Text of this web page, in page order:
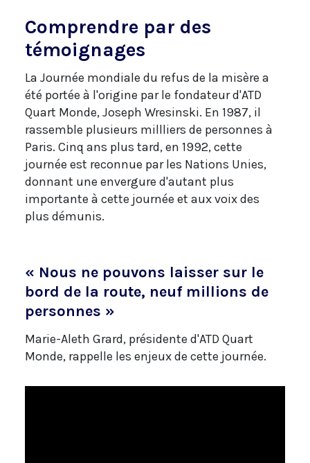
Comprendre par des
témoignages
La Journée mondiale du refus de la misère a
été portée à l'origine par le fondateur d'ATD
Quart Monde, Joseph Wresinski. En 1987, il
rassemble plusieurs millliers de personnes à
Paris. Cinq ans plus tard, en 1992, cette
journée est reconnue par les Nations Unies,
donnant une envergure d'autant plus
importante à cette journée et aux voix des
plus démunis.
« Nous ne pouvons laisser sur le
bord de la route, neuf millions de
personnes »
Marie-Aleth Grard, présidente d'ATD Quart
Monde, rappelle les enjeux de cette journée.